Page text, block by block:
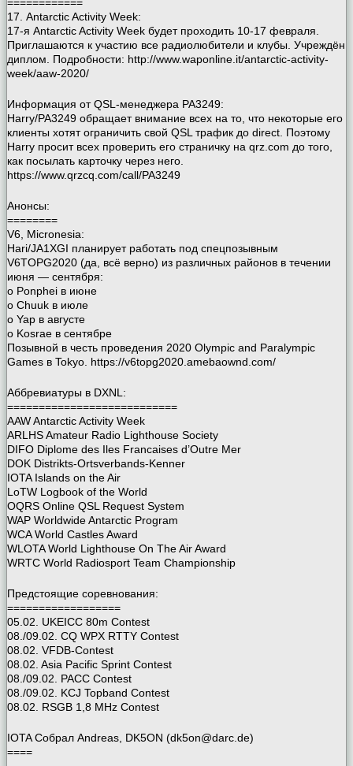
17. Antarctic Activity Week:
17-я Antarctic Activity Week будет проходить 10-17 февраля.
Приглашаются к участию все радиолюбители и клубы. Учреждён
диплом. Подробности: http://www.waponline.it/antarctic-activity-
week/aaw-2020/
Информация от QSL-менеджера PA3249:
Harry/PA3249 обращает внимание всех на то, что некоторые его
клиенты хотят ограничить свой QSL трафик до direct. Поэтому
Harry просит всех проверить его страничку на qrz.com до того,
как посылать карточку через него.
https://www.qrzcq.com/call/PA3249
Анонсы:
========
V6, Micronesia:
Hari/JA1XGI планирует работать под спецпозывным
V6TOPG2020 (да, всё верно) из различных районов в течении
июня — сентября:
o Ponphei в июне
o Chuuk в июле
o Yap в августе
o Kosrae в сентябре
Позывной в честь проведения 2020 Olympic and Paralympic
Games в Tokyo. https://v6topg2020.amebaownd.com/
Аббревиатуры в DXNL:
===========================
AAW Antarctic Activity Week
ARLHS Amateur Radio Lighthouse Society
DIFO Diplome des Iles Francaises d’Outre Mer
DOK Distrikts-Ortsverbands-Kenner
IOTA Islands on the Air
LoTW Logbook of the World
OQRS Online QSL Request System
WAP Worldwide Antarctic Program
WCA World Castles Award
WLOTA World Lighthouse On The Air Award
WRTC World Radiosport Team Championship
Предстоящие соревнования:
==================
05.02. UKEICC 80m Contest
08./09.02. CQ WPX RTTY Contest
08.02. VFDB-Contest
08.02. Asia Pacific Sprint Contest
08./09.02. PACC Contest
08./09.02. KCJ Topband Contest
08.02. RSGB 1,8 MHz Contest
IOTA Собрал Andreas, DK5ON (dk5on@darc.de)
====